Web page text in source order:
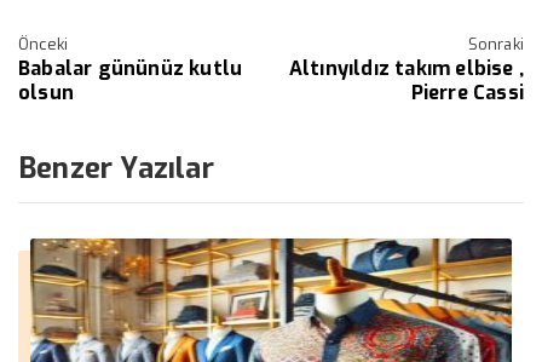
Önceki
Babalar gününüz kutlu
olsun
Sonraki
Altınyıldız takım elbise ,
Pierre Cassi
Benzer Yazılar